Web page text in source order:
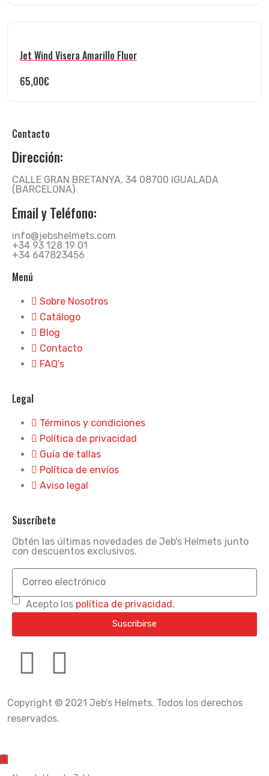
Jet Wind Visera Amarillo Fluor
65,00€
Contacto
Dirección:
CALLE GRAN BRETANYA, 34 08700 IGUALADA
(BARCELONA)
Email y Teléfono:
info@jebshelmets.com
+34 93 128 19 01
+34 647823456
Menú
Sobre Nosotros
Catálogo
Blog
Contacto
FAQ's
Legal
Términos y condiciones
Política de privacidad
Guía de tallas
Política de envíos
Aviso legal
Suscríbete
Obtén las últimas novedades de Jeb's Helmets junto
con descuentos exclusivos.
Acepto los política de privacidad.
Suscribirse
Copyright © 2021 Jeb's Helmets. Todos los derechos
reservados.